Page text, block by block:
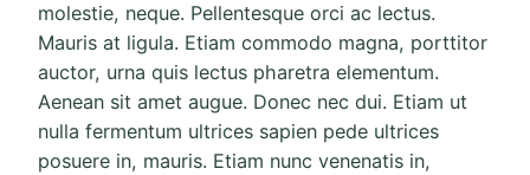
molestie, neque. Pellentesque orci ac lectus.
Mauris at ligula. Etiam commodo magna, porttitor
auctor, urna quis lectus pharetra elementum.
Aenean sit amet augue. Donec nec dui. Etiam ut
nulla fermentum ultrices sapien pede ultrices
posuere in, mauris. Etiam nunc venenatis in,